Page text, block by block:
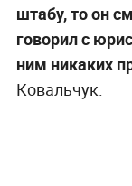
штабу, то он
говорил с
ним никаких
Ковальчук.